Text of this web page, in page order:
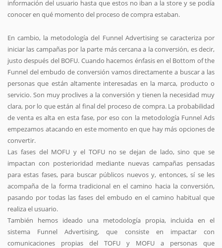
información del usuario hasta que estos no iban a la store y se podía
conocer en qué momento del proceso de compra estaban.
En cambio, la metodología del Funnel Advertising se caracteriza por
iniciar las campañas por la parte más cercana a la conversión, es decir,
justo después del BOFU. Cuando hacemos énfasis en el Bottom of the
Funnel del embudo de conversión vamos directamente a buscar a las
personas que están altamente interesadas en la marca, producto o
servicio. Son muy proclives a la conversión y tienen la necesidad muy
clara, por lo que están al final del proceso de compra. La probabilidad
de venta es alta en esta fase, por eso con la metodología Funnel Ads
empezamos atacando en este momento en que hay más opciones de
convertir.
Las fases del MOFU y el TOFU no se dejan de lado, sino que se
impactan con posterioridad mediante nuevas campañas pensadas
para estas fases, para buscar públicos nuevos y, entonces, sí se les
acompaña de la forma tradicional en el camino hacia la conversión,
pasando por todas las fases del embudo en el camino habitual que
realiza el usuario.
También hemos ideado una metodología propia, incluida en el
sistema Funnel Advertising, que consiste en impactar con
comunicaciones propias del TOFU y MOFU a personas que